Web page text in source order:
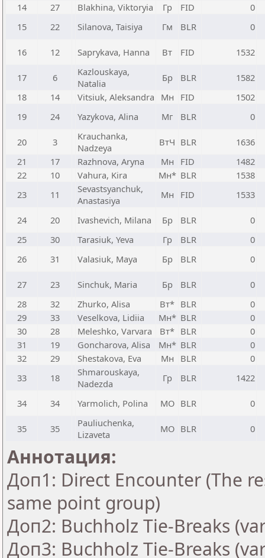
14
27 Blakhina, Viktoryia Гр FID
0
15
22 Silanova, Taisiya Гм BLR 0
16 12 Saprykava, Hanna Вт FID 1532
17 6
Kazlouskaya,
Natalia
Бр BLR
1582
18
14 Vitsiuk, Aleksandra Мн FID
1502
19
24 Yazykova, Alina Мг BLR 0
20 3
Krauchanka,
Nadzeya
ВтЧ BLR
1636
21
17 Razhnova, Aryna Мн FID
1482
22
10 Vahura, Kira Мн* BLR
1538
23
11
Sevastsyanchuk,
Anastasiya
Мн FID 1533
24 20 Ivashevich, Milana Бр BLR
0
25
30 Tarasiuk, Yeva Гр BLR
0
26
31 Valasiuk, Maya Бр BLR 0
27 23 Sinchuk, Maria Бр BLR
0
28
32 Zhurko, Alisa Вт* BLR
0
29
33 Veselkova, Lidiia Мн* BLR
0
30
28 Meleshko, Varvara Вт* BLR
0
31
19 Goncharova, Alisa Мн* BLR
0
32
29 Shestakova, Eva Мн BLR
0
33
18
Shmarouskaya,
Nadezda
Гр BLR 1422
34 34 Yarmolich, Polina МО BLR 0
35 35
Pauliuchenka,
Lizaveta
МО BLR 0
Аннотация:
Доп1: Direct Encounter (The
same point group)
Доп2: Buchholz Tie-Breaks
Доп3: Buchholz Tie-Breaks